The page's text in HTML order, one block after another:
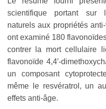
scientifique portant sur
naturels aux propriétés
ont examiné 180
contrer la mort cellulaire
flavonoïde 4,4′-
un composant
même le resvératrol, un
effets anti-âge.